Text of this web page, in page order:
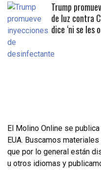
Trump
de luz contra
dice ‘ni se les
El Molino Online se
EUA. Buscamos
que por lo general están
u otros idiomas y